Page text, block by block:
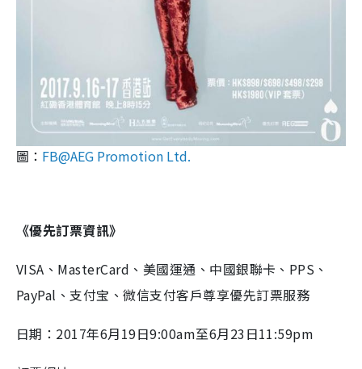
圖： FB@AEG Promotion Ltd.
《優先訂票資訊》
VISA、MasterCard、美國運通、中國銀聯卡、PPS、
PayPal、支付宝、微信支付客戶尊享優先訂票服務
日期：2017年6月19日9:00am至6月23日11:59pm